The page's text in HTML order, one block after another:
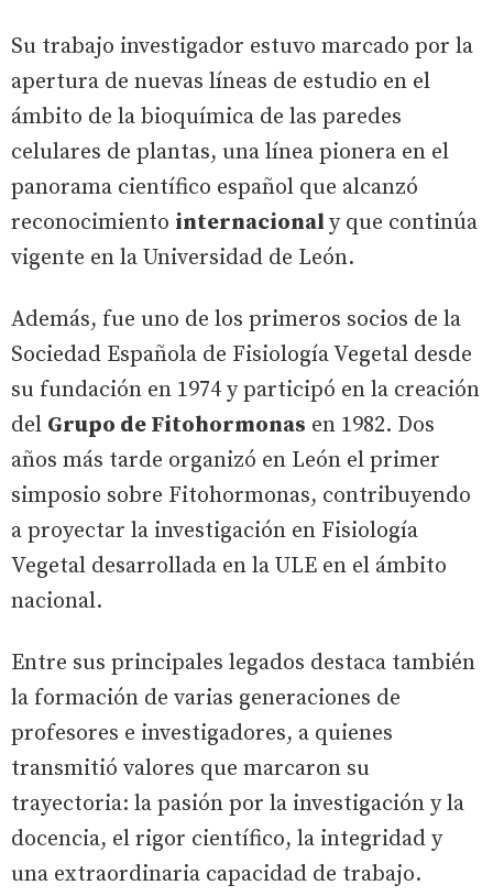
Su trabajo investigador estuvo marcado por la
apertura de nuevas líneas de estudio en el
ámbito de la bioquímica de las paredes
celulares de plantas, una línea pionera en el
panorama científico español que alcanzó
reconocimiento internacional y que continúa
vigente en la Universidad de León.
Además, fue uno de los primeros socios de la
Sociedad Española de Fisiología Vegetal desde
su fundación en 1974 y participó en la creación
del Grupo de Fitohormonas en 1982. Dos
años más tarde organizó en León el primer
simposio sobre Fitohormonas, contribuyendo
a proyectar la investigación en Fisiología
Vegetal desarrollada en la ULE en el ámbito
nacional.
Entre sus principales legados destaca también
la formación de varias generaciones de
profesores e investigadores, a quienes
transmitió valores que marcaron su
trayectoria: la pasión por la investigación y la
docencia, el rigor científico, la integridad y
una extraordinaria capacidad de trabajo.